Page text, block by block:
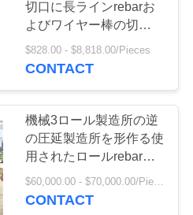
機械
5
切口に長ラインrebarお
よびワイヤー棒の切断の
圧延製造所ライン
$828.00 - $8,818.00/Pieces
CONTACT
機械3ロール製造所の逆
の圧延製造所を形作る使
用されたロールrebarの
価格を作り出す
$60,000.00 - $70,000.00/Pieces
CONTACT